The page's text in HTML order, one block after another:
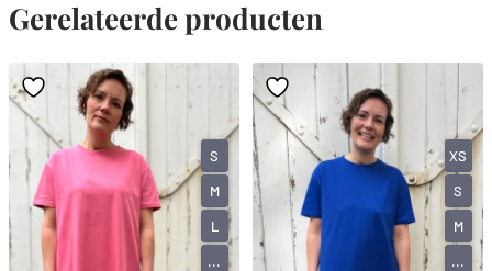
Gerelateerde producten
S
M
L
...
XS
S
M
...